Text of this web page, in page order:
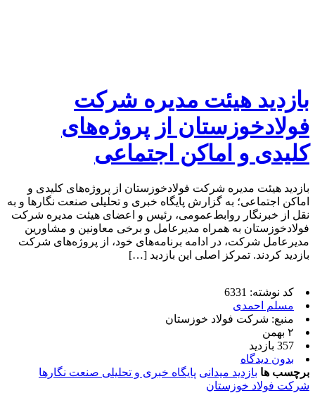
بازدید هیئت مدیره شرکت
فولادخوزستان از پروژه‌های
کلیدی و اماکن اجتماعی
بازدید هیئت مدیره شرکت فولادخوزستان از پروژه‌های کلیدی و
اماکن اجتماعی؛ به گزارش پایگاه خبری و تحلیلی صنعت نگارها و به
نقل از خبرنگار روابط‌عمومی، رئیس و اعضای هیئت مدیره شرکت
فولادخوزستان به همراه مدیرعامل و برخی معاونین و مشاورین
مدیرعامل شرکت، در ادامه برنامه‌های خود، از پروژه‌های شرکت
بازدید کردند. تمرکز اصلی این بازدید […]
کد نوشته: 6331
مسلم احمدی
منبع: شرکت فولاد خوزستان
۲ بهمن
357 بازدید
بدون دیدگاه
برچسب ها بازدید میدانی پایگاه خبری و تحلیلی صنعت نگارها
شرکت فولاد خوزستان